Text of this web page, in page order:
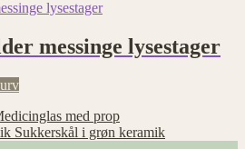
messinge lysestager
med prop
Sukkerskål i grøn keramik